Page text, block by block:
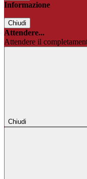
Informazione
Chiudi
Attendere...
Attendere il
Chiudi